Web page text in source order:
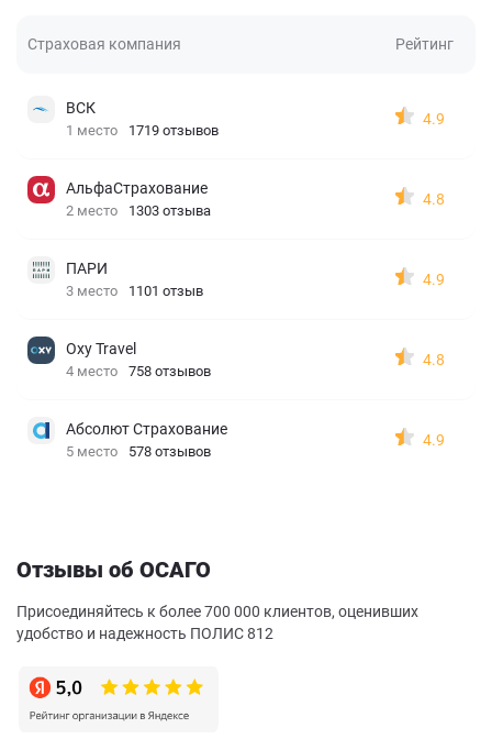
Страховая компания Рейтинг
ВСК
1 место 1719 отзывов
4.9
АльфаСтрахование
2 место 1303 отзыва
4.8
ПАРИ
3 место 1101 отзыв
4.9
Oxy Travel
4 место 758 отзывов
4.8
Абсолют Страхование
5 место 578 отзывов
4.9
Отзывы об ОСАГО
Присоединяйтесь к более 700 000 клиентов, оценивших
удобство и надежность ПОЛИС 812